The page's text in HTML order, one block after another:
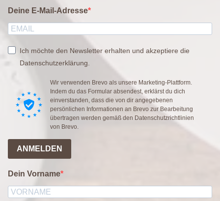
Deine E-Mail-Adresse
Ich möchte den Newsletter erhalten und akzeptiere die
Datenschutzerklärung.
Wir verwenden Brevo als unsere Marketing-Plattform.
Indem du das Formular absendest, erklärst du dich
einverstanden, dass die von dir angegebenen
persönlichen Informationen an Brevo zur Bearbeitung
übertragen werden gemäß den Datenschutzrichtlinien
von Brevo.
ANMELDEN
Dein Vorname